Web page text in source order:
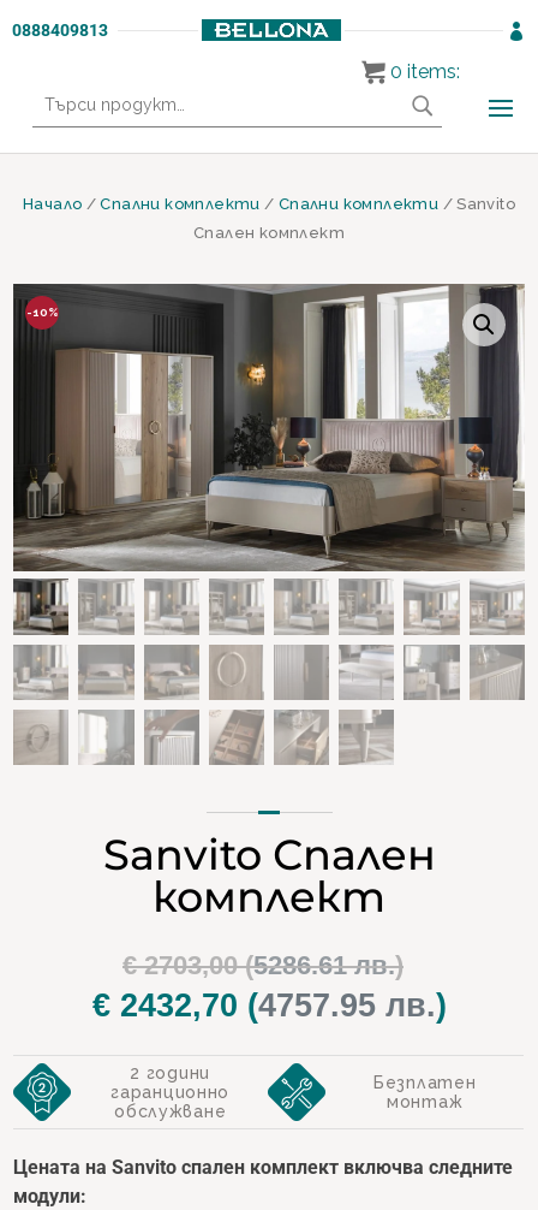
0888409813 
за:
Начало /Спални комплекти / Спални комплекти / Sanvito
Спален комплект
-10%
Sanvito Спален
комплект
€2703,00(5286.61 лв.)
price
€ 2703,00.
€2432,70 (4757.95 лв.)
е:
€
2 години
гаранционно
обслужване
Безплатен
монтаж
Цената на Sanvito спален комплект включва следните
модули:
0 items: